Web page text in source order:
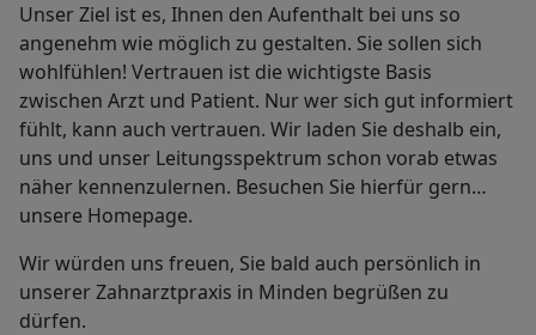
Unser Ziel ist es, Ihnen den Aufenthalt bei uns so
angenehm wie möglich zu gestalten. Sie sollen sich
wohlfühlen! Vertrauen ist die wichtigste Basis
zwischen Arzt und Patient. Nur wer sich gut informiert
fühlt, kann auch vertrauen. Wir laden Sie deshalb ein,
uns und unser Leitungsspektrum schon vorab etwas
näher kennenzulernen. Besuchen Sie hierfür gern
unsere Homepage.
Wir würden uns freuen, Sie bald auch persönlich in
unserer Zahnarztpraxis in Minden begrüßen zu
dürfen.